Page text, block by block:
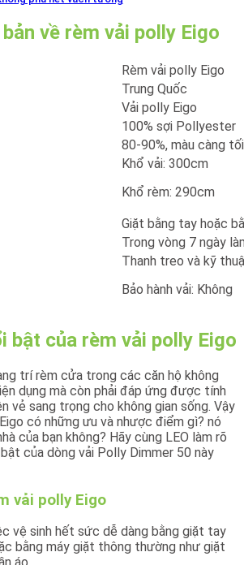
về rèm vải polly Eigo
Rèm vải polly Eigo
Trung Quốc
Vải polly Eigo
100% sợi Pollyester
80-90%, màu càng
Khổ vải: 300cm
Khổ rèm: 290cm
Giặt bằng tay hoặc
Trong vòng 7 ngày
Thanh treo và kỹ
Bảo hành vải: Không
bật của rèm vải polly Eigo
trí rèm cửa trong các căn hộ không
dụng mà còn phải đáp ứng được tính
vẻ sang trọng cho không gian sống. Vậy
có những ưu và nhược điểm gì? nó
của bạn không? Hãy cùng LEO làm rõ
của dòng vải Polly Dimmer 50 này
vải polly Eigo
vệ sinh hết sức dễ dàng bằng giặt tay
bằng máy giặt thông thường như giặt